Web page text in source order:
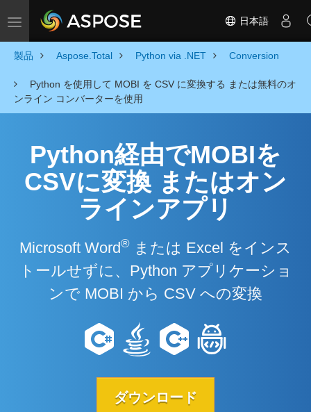
Toggle navigation 日本語
製品 Aspose.Total Python via .NET Conversion
Python を使用して MOBI を CSV に変換する または無料のオ
ンライン コンバーターを使用
Python経由でMOBIを
CSVに変換 またはオン
ラインアプリ
Microsoft Word® または Excel をインス
トールせずに、Python アプリケーショ
ンで MOBI から CSV への変換
ダウンロード